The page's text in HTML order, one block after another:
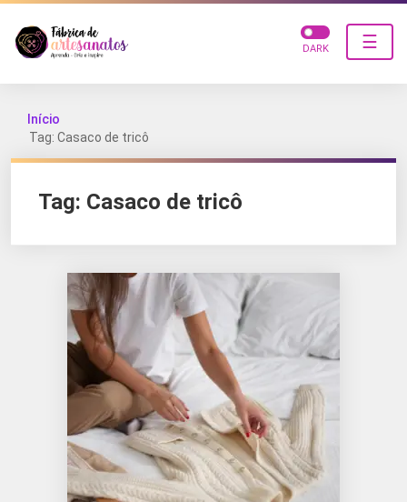
☰
DARK
Início
Tag: Casaco de tricô
Tag: Casaco de tricô